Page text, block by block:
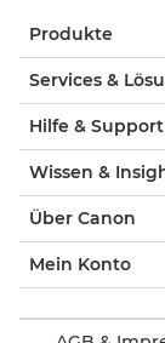
Produkte
Services &
Hilfe & Support
Wissen &
Über Canon
Mein Konto